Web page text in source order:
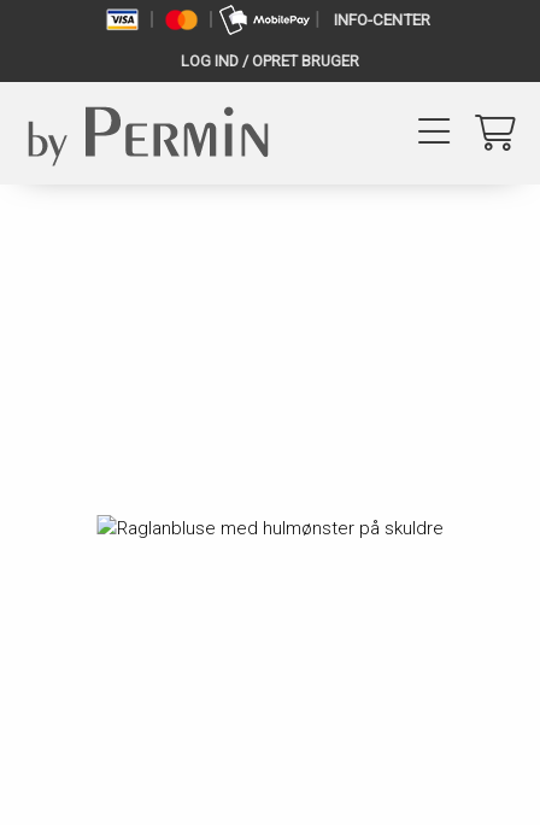
INFO-CENTER
LOG IND / OPRET BRUGER